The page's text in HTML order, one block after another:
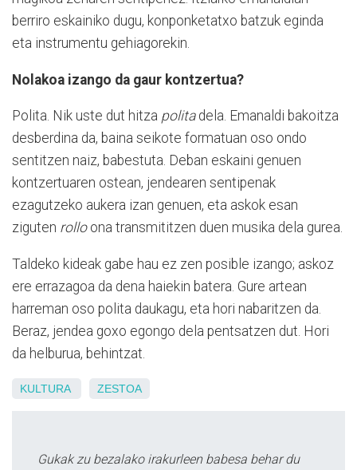
berriro eskainiko dugu, konponketatxo batzuk eginda
eta instrumentu gehiagorekin.
Nolakoa izango da gaur kontzertua?
Polita. Nik uste dut hitza politadela. Emanaldi bakoitza
desberdina da, baina seikote formatuan oso ondo
sentitzen naiz, babestuta. Deban eskaini genuen
kontzertuaren ostean, jendearen sentipenak
ezagutzeko aukera izan genuen, eta askok esan
ziguten rolloona transmititzen duen musika dela gurea.
Taldeko kideak gabe hau ez zen posible izango; askoz
ere errazagoa da dena haiekin batera. Gure artean
harreman oso polita daukagu, eta hori nabaritzen da.
Beraz, jendea goxo egongo dela pentsatzen dut. Hori
da helburua, behintzat.
KULTURA ZESTOA
Gukak zu bezalako irakurleen babesa behar du